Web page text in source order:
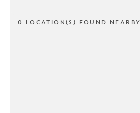
0 LOCATION(S) FOUND NEARBY